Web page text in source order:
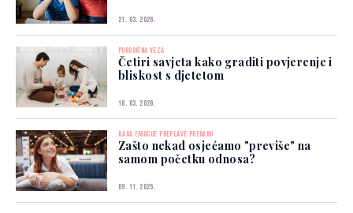
21. 03. 2026.
PORODIČNA VEZA
Četiri savjeta kako graditi povjerenje i
bliskost s djetetom
18. 03. 2026.
KADA EMOCIJE PREPLAVE PRERANO
Zašto nekad osjećamo "previše" na
samom početku odnosa?
09. 11. 2025.